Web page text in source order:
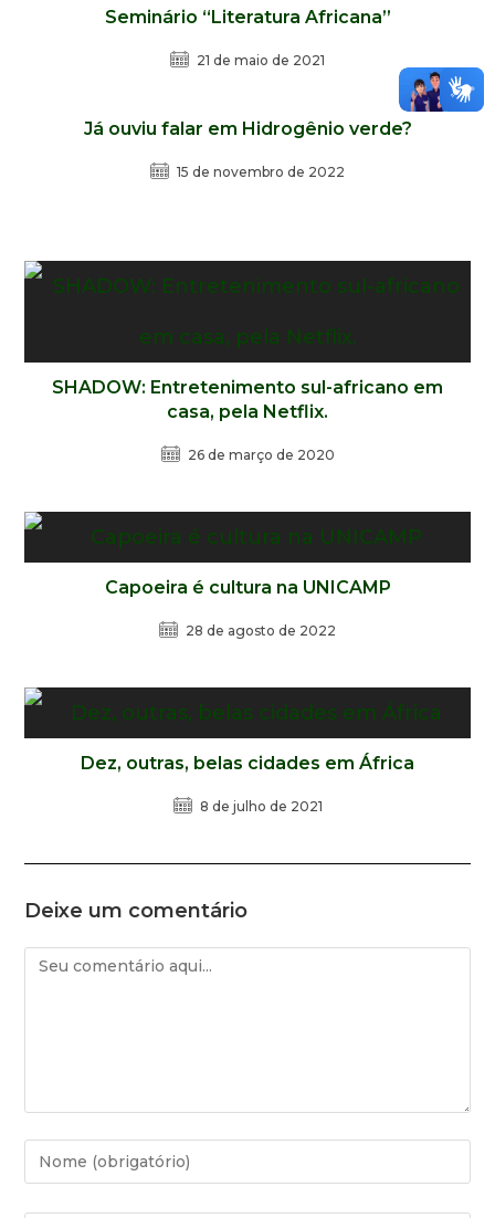
Seminário “Literatura Africana”
21 de maio de 2021
Já ouviu falar em Hidrogênio verde?
15 de novembro de 2022
SHADOW: Entretenimento sul-africano em
casa, pela Netflix.
26 de março de 2020
Capoeira é cultura na UNICAMP
28 de agosto de 2022
Dez, outras, belas cidades em África
8 de julho de 2021
Deixe um comentário